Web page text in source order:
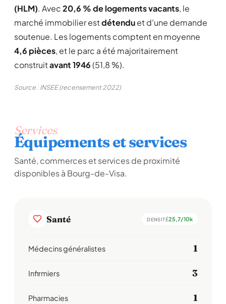
(HLM). Avec20,6 % de logements vacants, le
marché immobilier estdétenduet d'une demande
soutenue. Les logements comptent en moyenne
4,6 pièces, et le parc a été majoritairement
construitavant 1946(51,8 %).
Source : INSEE (recensement 2022)
Services
Équipements et services
Santé, commerces et services de proximité
disponibles à Bourg-de-Visa.
Santé DENSITÉ25,7/10k
Médecins généralistes 1
Infirmiers 3
Pharmacies 1